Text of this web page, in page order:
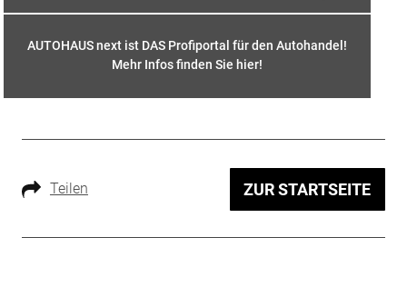
AUTOHAUS next ist DAS Profiportal für den Autohandel!
Mehr Infos finden Sie hier!
Teilen ZUR STARTSEITE